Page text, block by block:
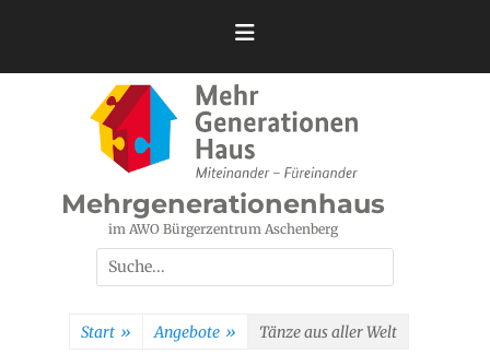
Mehrgenerationenhaus
im AWO Bürgerzentrum Aschenberg
Suchen
nach:
Start » Angebote » Tänze aus aller Welt